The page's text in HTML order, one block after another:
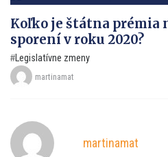
Koľko je štátna prémia
sporení v roku 2020?
Legislatívne zmeny
martinamat
martinamat